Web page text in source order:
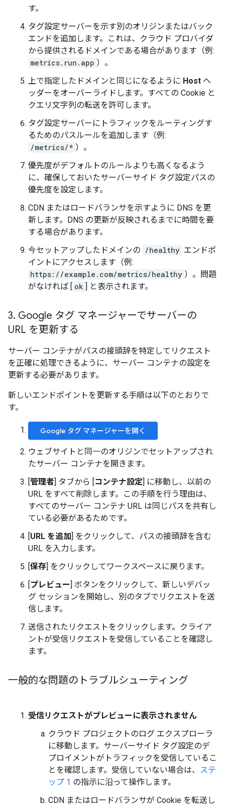
す。
タグ設定サーバーを示す別のオリジンまたはバック
エンドを追加します。これは、クラウド プロバイダ
から提供されるドメインである場合があります（例:
metrics.run.app ）。
上で指定したドメインと同じになるように Host ヘ
ッダーをオーバーライドします。すべての Cookie と
クエリ文字列の転送を許可します。
タグ設定サーバーにトラフィックをルーティングす
るためのパスルールを追加します（例:
/metrics/* ）。
優先度がデフォルトのルールよりも高くなるよう
に、確保しておいたサーバーサイド タグ設定パスの
優先度を設定します。
CDN またはロードバランサを示すように DNS を更
新します。DNS の更新が反映されるまでに時間を要
する場合があります。
今セットアップしたドメインの /healthy エンドポ
イントにアクセスします（例:
https://example.com/metrics/healthy ）。問題
がなければ [ ok ] と表示されます。
3. Google タグ マネージャーでサーバーの
URL を更新する
サーバー コンテナがパスの接頭辞を特定してリクエスト
を正確に処理できるように、サーバー コンテナの設定を
更新する必要があります。
新しいエンドポイントを更新する手順は以下のとおりで
す。
Google タグ マネージャーを開く
ウェブサイトと同一のオリジンでセットアップされ
たサーバー コンテナを開きます。
[管理者] タブから [コンテナ設定] に移動し、以前の
URL をすべて削除します。この手順を行う理由は、
すべてのサーバー コンテナ URL は同じパスを共有し
ている必要があるためです。
[URL を追加] をクリックして、パスの接頭辞を含む
URL を入力します。
[保存] をクリックしてワークスペースに戻ります。
[プレビュー] ボタンをクリックして、新しいデバッ
グ セッションを開始し、別のタブでリクエストを送
信します。
送信されたリクエストをクリックします。クライア
ントが受信リクエストを受信していることを確認し
ます。
一般的な問題のトラブルシューティング
受信リクエストがプレビューに表示されません
クラウド プロジェクトのログ エクスプローラ
に移動します。サーバーサイド タグ設定のデ
プロイメントがトラフィックを受信しているこ
とを確認します。受信していない場合は、 ステ
ップ 1 の指示に沿って操作します。
CDN またはロードバランサが Cookie を転送し